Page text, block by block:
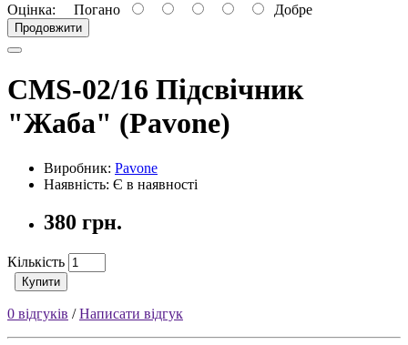
Оцінка: Погано Добре
Продовжити
CMS-02/16 Підсвічник
"Жаба" (Pavone)
Виробник: Pavone
Наявність: Є в наявності
380 грн.
Кількість
Купити
0 відгуків /Написати відгук